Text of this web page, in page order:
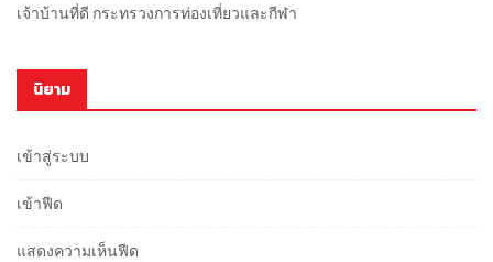
เจ้าบ้านที่ดี กระทรวงการท่องเที่ยวและกีฬา
นิยาม
เข้าสู่ระบบ
เข้าฟีด
แสดงความเห็นฟีด